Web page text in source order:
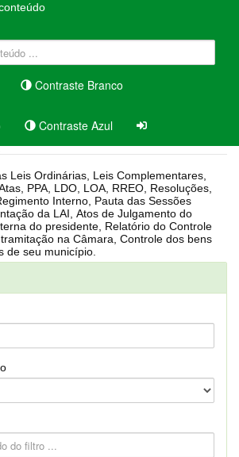
Contraste Branco
Contraste Azul
Leis Complementares,
LDO, LOA, RREO, Resoluções,
Interno, Pauta das Sessões
da LAI, Atos de Julgamento do
mais de seu município.